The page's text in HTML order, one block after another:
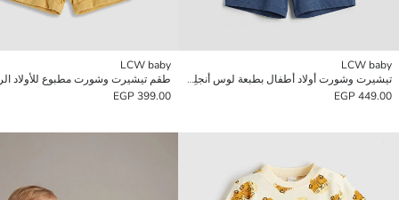
LCW baby
تيشيرت وشورت أولاد أطفال بطبعة لوس أنجلِس
449.00 EGP
LCW baby
طقم تيشيرت وشورت مطبوع للأولاد
399.00 EGP